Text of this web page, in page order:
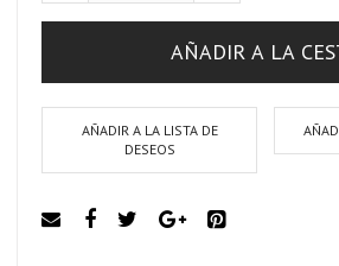
AÑADIR A LA
AÑADIR A LA LISTA DE
DESEOS